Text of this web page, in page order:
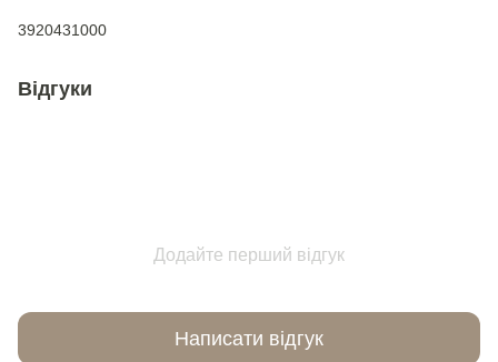
3920431000
Відгуки
Додайте перший відгук
Написати відгук